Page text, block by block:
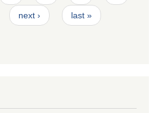
next › last »